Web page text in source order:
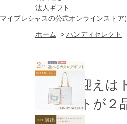
法人ギフト
マイプレシャスの公式オンラインスト
ホーム > ハンディセレクト
お出迎えは
ゲストが２